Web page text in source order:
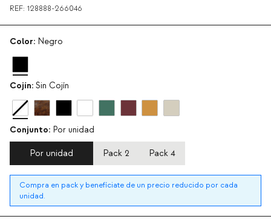
REF: 128888-266046
Color: Negro
Cojín: Sin Cojín
Conjunto: Por unidad
Por unidad Pack 2 Pack 4
Compra en pack y benefíciate de un precio reducido por cada
unidad.